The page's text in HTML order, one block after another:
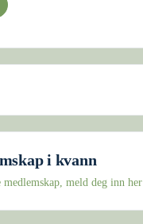
i kvann
meld deg inn her